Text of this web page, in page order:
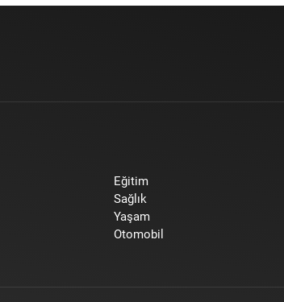
Eğitim
Sağlık
Yaşam
Otomobil